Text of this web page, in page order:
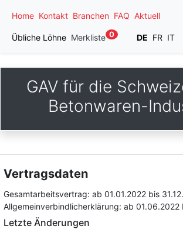
Home Kontakt Branchen FAQ Aktuell
Übliche Löhne Merkliste 0 DE FR IT
GAV für die
Betonwaren-
Vertragsdaten
Gesamtarbeitsvertrag: ab 01.01.2022 bis
Allgemeinverbindlicherklärung: ab 01.06.2022
Letzte Änderungen